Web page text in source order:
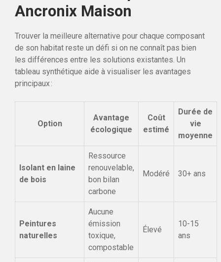
Ancronix Maison
Trouver la meilleure alternative pour chaque composant
de son habitat reste un défi si on ne connaît pas bien
les différences entre les solutions existantes. Un
tableau synthétique aide à visualiser les avantages
principaux :
Option
Avantage
écologique
Coût
estimé
Durée de
vie
moyenne
Isolant en laine
de bois
Ressource
renouvelable,
bon bilan
carbone
Modéré 30+ ans
Peintures
naturelles
Aucune
émission
toxique,
compostable
Élevé
10-15
ans